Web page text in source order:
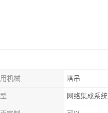
机械 塔吊
网络集成系统